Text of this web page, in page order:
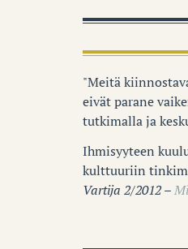
"Meitä
eivät parane
tutkimalla ja
Ihmisyyteen
kulttuuriin
Vartija 2/2012 –